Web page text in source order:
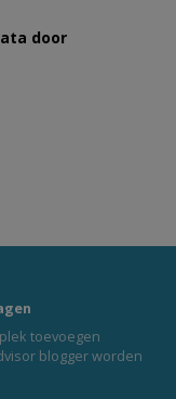
door
toevoegen
blogger worden